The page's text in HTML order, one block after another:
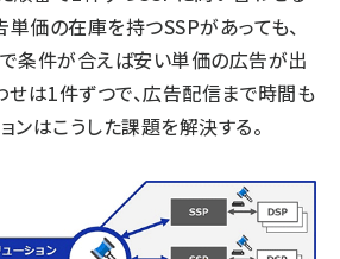
単価の在庫を持つSSPがあっても、
条件が合えば安い単価の広告が出
せは1件ずつで、広告配信まで時間も
ンはこうした課題を解決する。